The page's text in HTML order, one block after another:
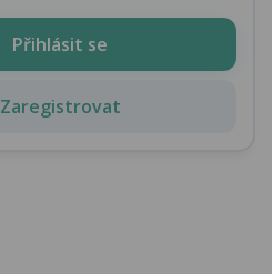
Přihlásit se
Zaregistrovat